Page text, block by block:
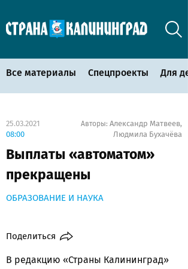
Все материалы Спецпроекты Для
25.03.2021
08:00
Авторы: Александр Матвеев,
Людмила Бухачёва
Выплаты «автоматом»
прекращены
ОБРАЗОВАНИЕ И НАУКА
Поделиться
В редакцию «Страны Калининград»